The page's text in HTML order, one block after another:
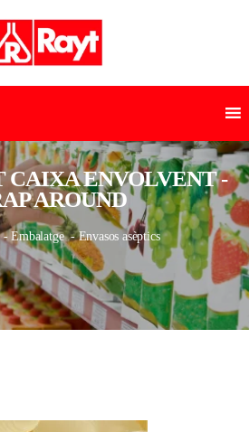
CAIXA ENVOLVENT -
AROUND
- Embalatge- Envasos asèptics